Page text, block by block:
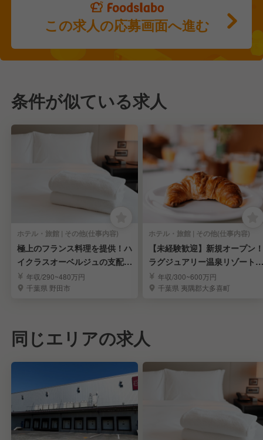
この求人の応募画面へ進む
条件が似ている求人
ホテル・旅館 | その他(仕事内容)
極上のフランス料理を提供！ハ
イクラスオーベルジュの支配人
候補募集
年収/290~480万円
千葉県 野田市
ホテル・旅館 | その他(仕事内容)
【未経験歓迎】新規オープン！
ラグジュアリー温泉リゾートの
宿泊スタッフ募集
年収/300~600万円
千葉県 夷隅郡大多喜町
同じエリアの求人